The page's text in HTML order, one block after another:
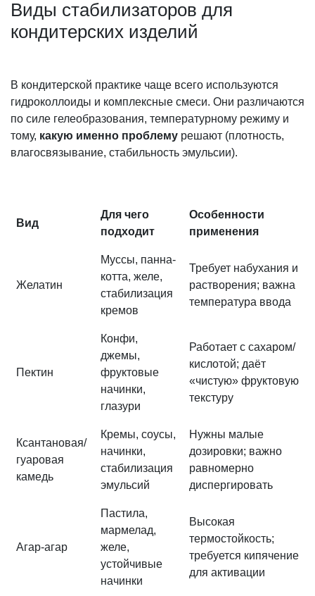
Виды стабилизаторов для
кондитерских изделий
В кондитерской практике чаще всего используются
гидроколлоиды и комплексные смеси. Они различаются
по силе гелеобразования, температурному режиму и
тому, какую именно проблему решают (плотность,
влагосвязывание, стабильность эмульсии).
Вид
Для чего
подходит
Особенности
применения
Желатин
Муссы, панна-
котта, желе,
стабилизация
кремов
Требует набухания и
растворения; важна
температура ввода
Пектин
Конфи,
джемы,
фруктовые
начинки,
глазури
Работает с сахаром/
кислотой; даёт
«чистую» фруктовую
текстуру
Ксантановая/
гуаровая
камедь
Кремы, соусы,
начинки,
стабилизация
эмульсий
Нужны малые
дозировки; важно
равномерно
диспергировать
Агар-агар
Пастила,
мармелад,
желе,
устойчивые
начинки
Высокая
термостойкость;
требуется кипячение
для активации